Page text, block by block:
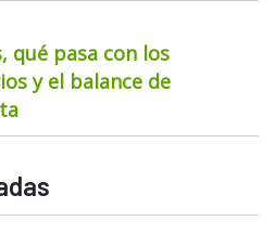
qué pasa con los
y el balance de